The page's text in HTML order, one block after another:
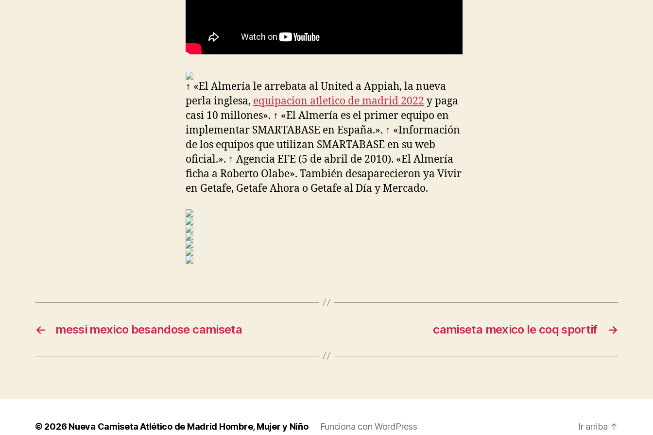
↑ «El Almería le arrebata al United a Appiah, la nueva
perla inglesa, equipacion atletico de madrid 2022 y paga
casi 10 millones». ↑ «El Almería es el primer equipo en
implementar SMARTABASE en España.». ↑ «Información
de los equipos que utilizan SMARTABASE en su web
oficial.». ↑ Agencia EFE (5 de abril de 2010). «El Almería
ficha a Roberto Olabe». También desaparecieron ya Vivir
en Getafe, Getafe Ahora o Getafe al Día y Mercado.
← messi mexico besandose camiseta →
camiseta mexico le coq sportif
© 2026 Nueva Camiseta Atlético de Madrid Hombre, Mujer y Niño Funciona con WordPress Ir arriba ↑